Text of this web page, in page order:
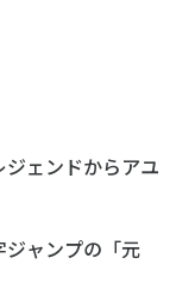
ェンドからアユ
ャンプの「元